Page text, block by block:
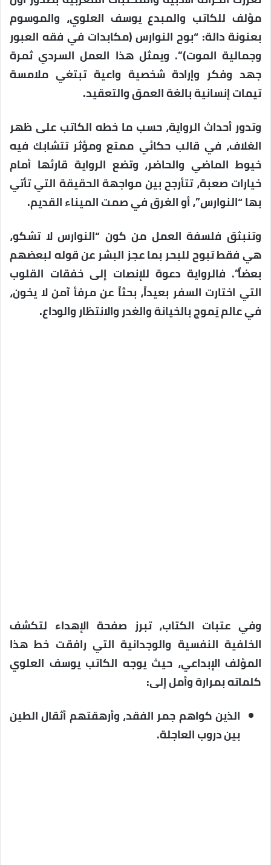
مؤلف للكاتب والمبدعيوسف العلوي، والموسوم
بعنونة دالة: “بوح النوارس (مكابدات في فقه العبور
وجمالية الموت)”. ويمثل هذا العمل السردي ثمرة
جهد وفكر وإرادة شخصية واعية تبتغي ملامسة
تيمات إنسانية بالغة العمق والتعقيد.
وتدور أحداث الرواية، حسب ما خطه الكاتب على ظهر
الغلاف، في قالب حكائي ممتع ومؤثر تتشابك فيه
خيوط الماضي والحاضر، وتضع الرواية قارئها أمام
خيارات صعبة، تتأرجح بين مواجهة الحقيقة التي تأتي
بها “النوارس”، أو الغرق في صمت الميناء القديم.
وتنبثق فلسفة العمل من كون “النوارس لا تشكو،
هي فقط تبوح للبحر بما عجز البشر عن قوله لبعضهم
بعضاً”. فالرواية دعوة للإنصات إلى خفقات القلوب
التي اختارت السفر بعيداً، بحثاً عن مرفأ آمن لا يخون،
في عالم يَموج بالخيانة والغدر والانتظار والوداع.
وفي عتبات الكتاب، تبرز صفحة الإهداء لتكشف
الخلفية النفسية والوجدانية التي رافقت خط هذا
المؤلف الإبداعي، حيث يوجه الكاتب يوسف العلوي
كلماته بمرارة وأمل إلى:
الذين كواهم جمر الفقد، وأرهقتهم أثقال الطين
بين دروب العاجلة.